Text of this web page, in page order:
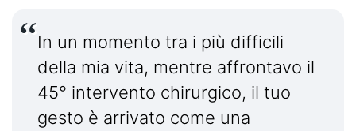
In un momento tra i più difficili
della mia vita, mentre affrontavo il
45° intervento chirurgico, il tuo
gesto è arrivato come una